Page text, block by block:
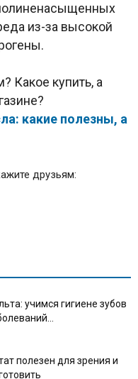
полиненасыщенных
из-за высокой
Какое купить, а
какие полезны, а
друзьям:
учимся гигиене зубов
полезен для зрения и